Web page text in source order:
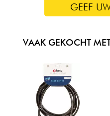
GEEF
VAAK GEKOCHT